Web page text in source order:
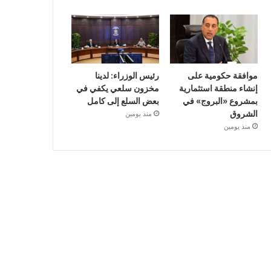
موافقة حكومية على
إنشاء منطقة استثمارية
بمشروع «البروج» في
الشروق
منذ يومين
رئيس الوزراء: لدينا
مخزون سلعي يكفي في
بعض السلع إلى كامل
منذ يومين